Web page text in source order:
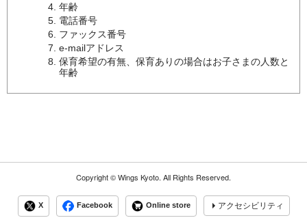
年齢
電話番号
ファックス番号
e-mailアドレス
保育希望の有無、保育ありの場合はお子さまの人数と
年齢
Copyright ©Wings Kyoto. All Rights Reserved.
X Facebook Online store アクセシビリティ